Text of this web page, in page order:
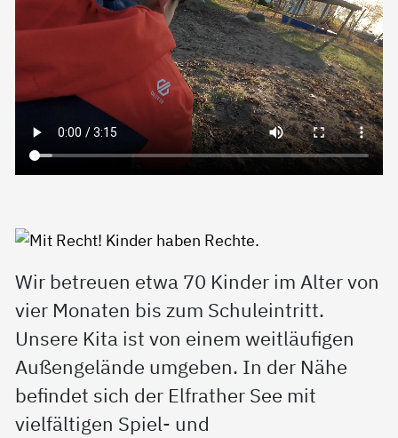
Wir betreuen etwa 70 Kinder im Alter von
vier Monaten bis zum Schuleintritt.
Unsere Kita ist von einem weitläufigen
Außengelände umgeben. In der Nähe
befindet sich der Elfrather See mit
vielfältigen Spiel- und